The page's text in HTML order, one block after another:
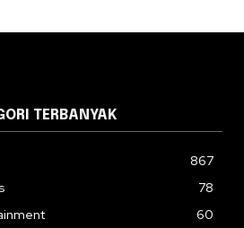
TERBANYAK
867
78
60